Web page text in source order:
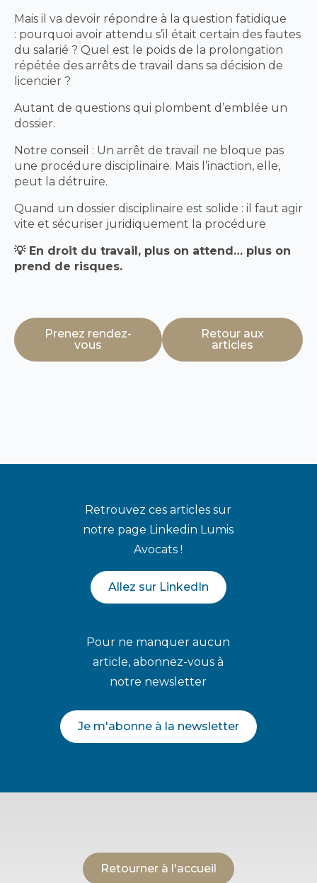
Mais il va devoir répondre à la question fatidique
: pourquoi avoir attendu s’il était certain des fautes
du salarié ? Quel est le poids de la prolongation
répétée des arrêts de travail dans sa décision de
licencier ?
Autant de questions qui plombent d’emblée un
dossier.
Notre conseil : Un arrêt de travail ne bloque pas
une procédure disciplinaire. Mais l’inaction, elle,
peut la détruire.
Quand un dossier disciplinaire est solide : il faut agir
vite et sécuriser juridiquement la procédure
💡 En droit du travail, plus on attend… plus on
prend de risques.
Prenez rendez-
vous
Retour aux
articles
Retrouvez ces articles sur
notre page Linkedin Lumis
Avocats !
Allez sur LinkedIn
Pour ne manquer aucun
article, abonnez-vous à
notre newsletter
Je m'abonne à la newsletter
Retourner à l'accueil